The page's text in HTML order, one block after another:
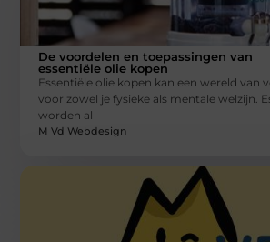
De voordelen en toepassingen van
essentiële olie kopen
Essentiële olie kopen kan een wereld van
voor zowel je fysieke als mentale welzijn.
worden al
M Vd Webdesign